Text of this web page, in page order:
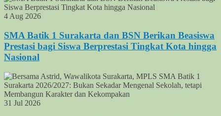
4 Aug 2026
SMA Batik 1 Surakarta dan BSN Berikan Beasiswa
Prestasi bagi Siswa Berprestasi Tingkat Kota hingga
Nasional
31 Jul 2026